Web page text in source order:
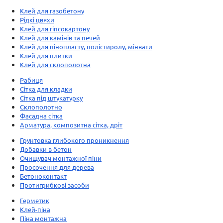
Клей для газобетону
Рідкі цвяхи
Клей для гіпсокартону
Клей для камінів та печей
Клей для пінопласту, полістиролу, мінвати
Клей для плитки
Клей для склополотна
Рабиця
Сітка для кладки
Сітка під штукатурку
Склополотно
Фасадна сітка
Арматура, композитна сітка, дріт
Грунтовка глибокого проникнення
Добавки в бетон
Очищувач монтажної піни
Просочення для дерева
Бетоноконтакт
Протигрибкові засоби
Герметик
Клей-піна
Піна монтажна